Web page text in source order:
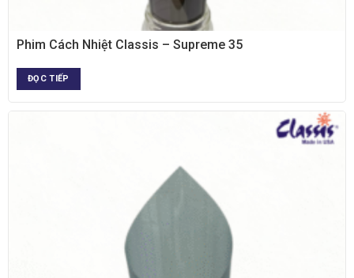
XEM NHANH
Phim Cách Nhiệt Classis – Supreme 35
ĐỌC TIẾP